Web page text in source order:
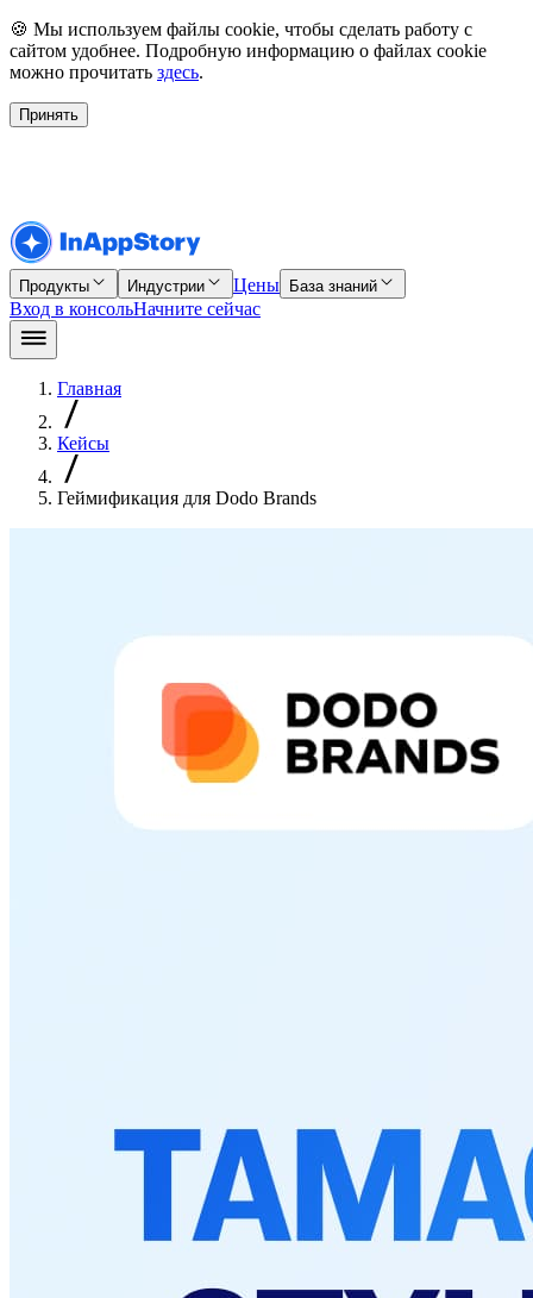
🍪 Мы используем файлы cookie, чтобы сделать работу с
сайтом удобнее. Подробную информацию о файлах cookie
можно прочитать здесь.
Принять
Продукты Индустрии Цены База знаний
Вход в консольНачните сейчас
Главная
Кейсы
Геймификация для Dodo Brands